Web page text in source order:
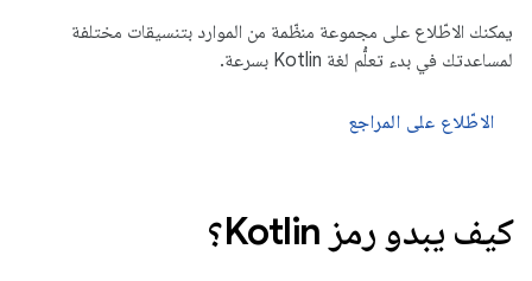
يمكنك الاطّلاع على مجموعة منظّمة من الموارد بتنسيقات مختلفة
لمساعدتك في بدء تعلُّم لغة Kotlin بسرعة.
الاطّلاع على المراجع
كيف يبدو رمز Kotlin؟